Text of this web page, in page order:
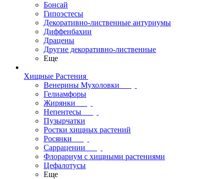
Бонсай
Гипоэстесы
Декоративно-лиственные антуриумы
Диффенбахии
Драцены
Другие декоративно-лиственные
Еще
Хищные Растения
Венерины Мухоловки
Гелиамфоры
Жирянки
Непентесы
Пузырчатки
Ростки хищных растений
Росянки
Саррацении
Флорариум с хищными растениями
Цефалотусы
Еще